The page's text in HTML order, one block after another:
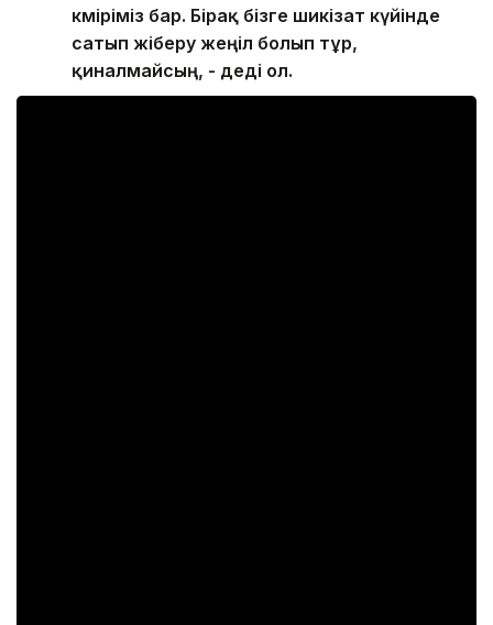
көміріміз бар. Бірақ бізге шикізат күйінде
сатып жіберу жеңіл болып тұр,
қиналмайсың, - деді ол.